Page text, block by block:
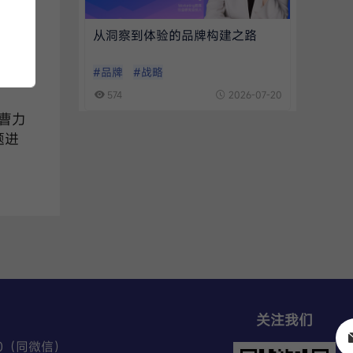
力
进
从洞察到体验的品牌构建之路
#品牌 #战略
574 2026-07-20
同微信）
关注我们